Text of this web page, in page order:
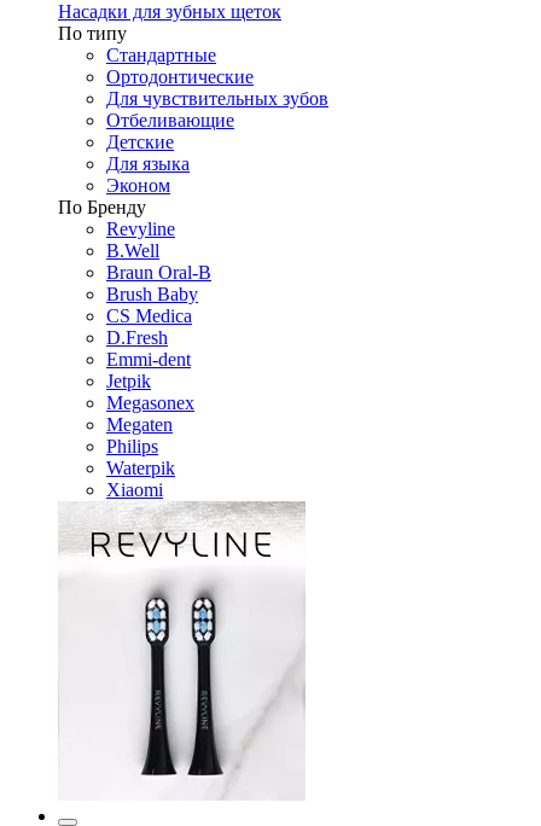
Насадки для зубных щеток
По типу
Стандартные
Ортодонтические
Для чувствительных зубов
Отбеливающие
Детские
Для языка
Эконом
По Бренду
Revyline
B.Well
Braun Oral-B
Brush Baby
CS Medica
D.Fresh
Emmi-dent
Jetpik
Megasonex
Megaten
Philips
Waterpik
Xiaomi